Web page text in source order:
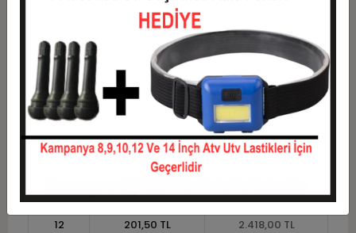
531,38 TL
2.164,50 TL
6
367,25 TL
2.203,50 TL
7
320,36 TL
2.242,50 TL
8
285,19 TL
2.281,50 TL
9
257,83 TL
2.320,50 TL
235,95 TL
11
216,27 TL
2.379,00 TL
12
201,50 TL 2.418,00 TL